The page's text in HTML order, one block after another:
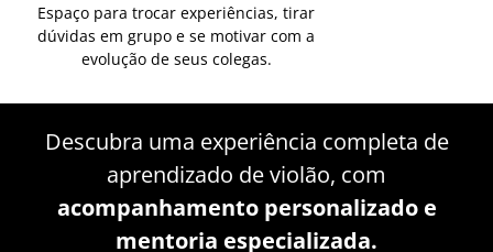
Espaço para trocar experiências, tirar
dúvidas em grupo e se motivar com a
evolução de seus colegas.
Descubra uma experiência completa de
aprendizado de violão, com
acompanhamento personalizado e
mentoria especializada.